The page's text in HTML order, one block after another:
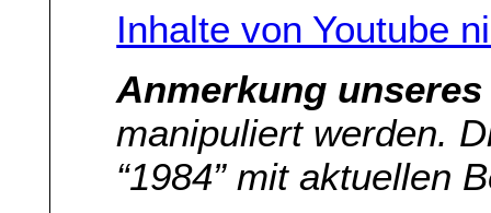
Inhalte von Youtube
Anmerkung
manipuliert werden.
“1984” mit aktuellen